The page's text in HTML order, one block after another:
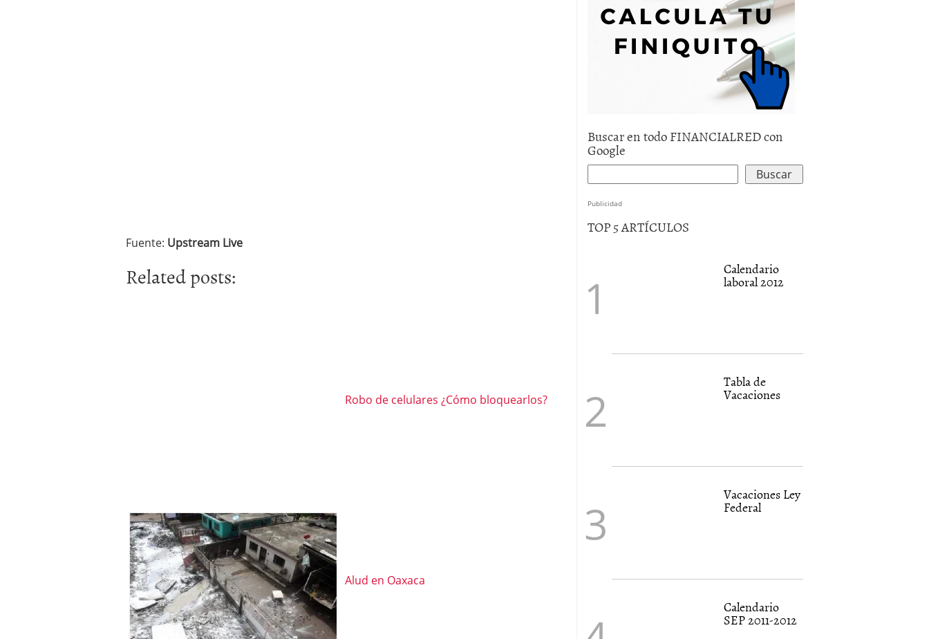
Fuente: Upstream Live
Related posts:
Robo de celulares ¿Cómo bloquearlos?
Alud en Oaxaca
Buscar en todo FINANCIALRED con
Google
Publicidad
TOP 5 ARTÍCULOS
Calendario
laboral 2012
Tabla de
Vacaciones
Vacaciones Ley
Federal
Calendario
SEP 2011-2012